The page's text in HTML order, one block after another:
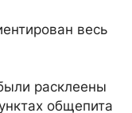
весь
расклеены
общепита